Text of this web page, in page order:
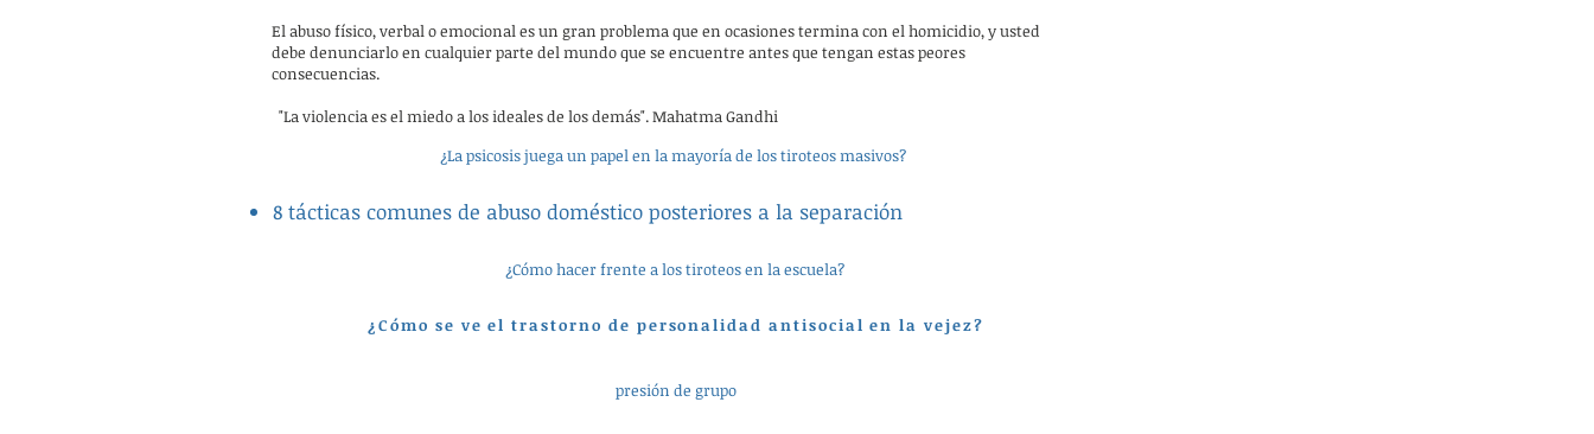
El abuso físico, verbal o emocional es un gran problema que en ocasiones termina con el homicidio, y usted
debe denunciarlo en cualquier parte del mundo que se encuentre antes que tengan estas peores
consecuencias.
"La violencia es el miedo a los ideales de los demás". Mahatma Gandhi
¿La psicosis juega un papel en la mayoría de los tiroteos masivos?
8 tácticas comunes de abuso doméstico posteriores a la separación
¿Cómo hacer frente a los tiroteos en la escuela?
¿Cómo se ve el trastorno de personalidad antisocial en la vejez?
presión de grupo